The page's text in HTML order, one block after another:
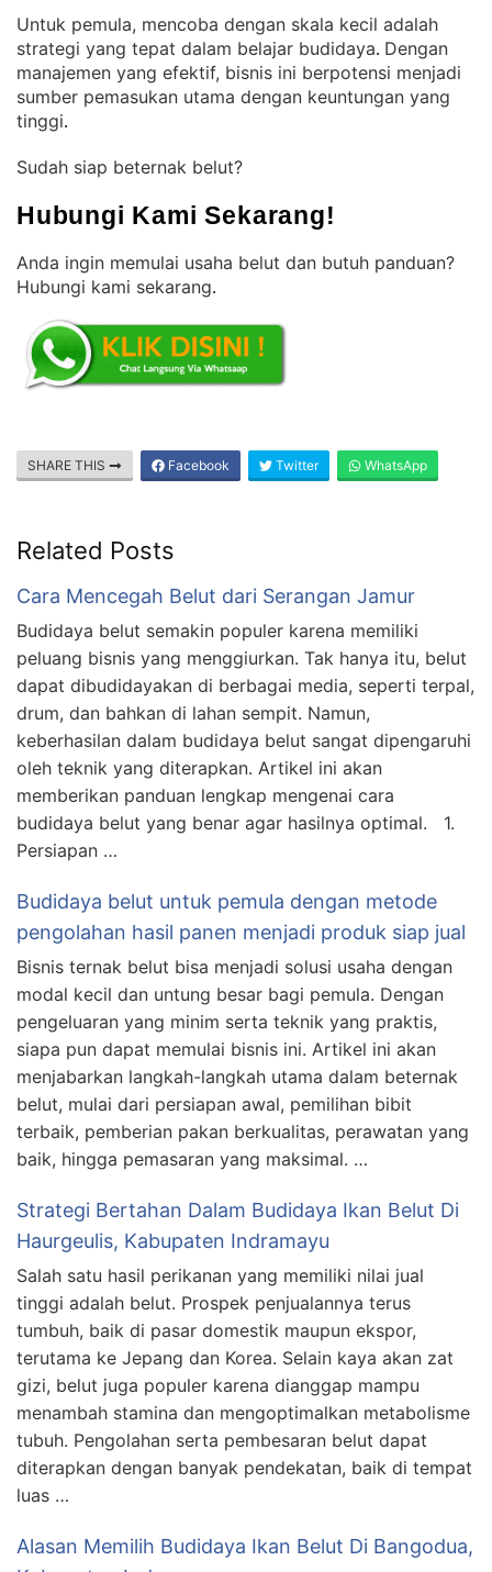
Untuk pemula, mencoba dengan skala kecil adalah
strategi yang tepat dalam belajar budidaya. Dengan
manajemen yang efektif, bisnis ini berpotensi menjadi
sumber pemasukan utama dengan keuntungan yang
tinggi.
Sudah siap beternak belut?
Hubungi Kami Sekarang!
Anda ingin memulai usaha belut dan butuh panduan?
Hubungi kami sekarang.
SHARE THIS Facebook Twitter WhatsApp
Related Posts
Cara Mencegah Belut dari Serangan Jamur
Budidaya belut semakin populer karena memiliki
peluang bisnis yang menggiurkan. Tak hanya itu, belut
dapat dibudidayakan di berbagai media, seperti terpal,
drum, dan bahkan di lahan sempit. Namun,
keberhasilan dalam budidaya belut sangat dipengaruhi
oleh teknik yang diterapkan. Artikel ini akan
memberikan panduan lengkap mengenai cara
budidaya belut yang benar agar hasilnya optimal. 1.
Persiapan …
Budidaya belut untuk pemula dengan metode
pengolahan hasil panen menjadi produk siap jual
Bisnis ternak belut bisa menjadi solusi usaha dengan
modal kecil dan untung besar bagi pemula. Dengan
pengeluaran yang minim serta teknik yang praktis,
siapa pun dapat memulai bisnis ini. Artikel ini akan
menjabarkan langkah-langkah utama dalam beternak
belut, mulai dari persiapan awal, pemilihan bibit
terbaik, pemberian pakan berkualitas, perawatan yang
baik, hingga pemasaran yang maksimal. …
Strategi Bertahan Dalam Budidaya Ikan Belut Di
Haurgeulis, Kabupaten Indramayu
Salah satu hasil perikanan yang memiliki nilai jual
tinggi adalah belut. Prospek penjualannya terus
tumbuh, baik di pasar domestik maupun ekspor,
terutama ke Jepang dan Korea. Selain kaya akan zat
gizi, belut juga populer karena dianggap mampu
menambah stamina dan mengoptimalkan metabolisme
tubuh. Pengolahan serta pembesaran belut dapat
diterapkan dengan banyak pendekatan, baik di tempat
luas …
Alasan Memilih Budidaya Ikan Belut Di Bangodua,